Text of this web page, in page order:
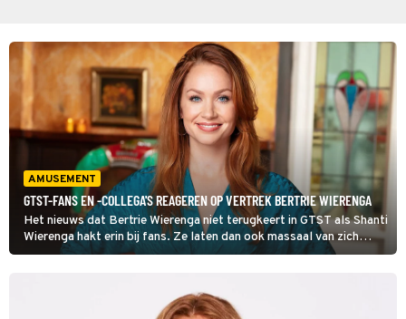
AMUSEMENT
GTST-FANS EN -COLLEGA'S REAGEREN OP VERTREK BERTRIE WIERENGA
Het nieuws dat Bertrie Wierenga niet terugkeert in GTST als Shanti
Wierenga hakt erin bij fans. Ze laten dan ook massaal van zich
horen – en zo reageren andere Meerdijkers op de exit van hun